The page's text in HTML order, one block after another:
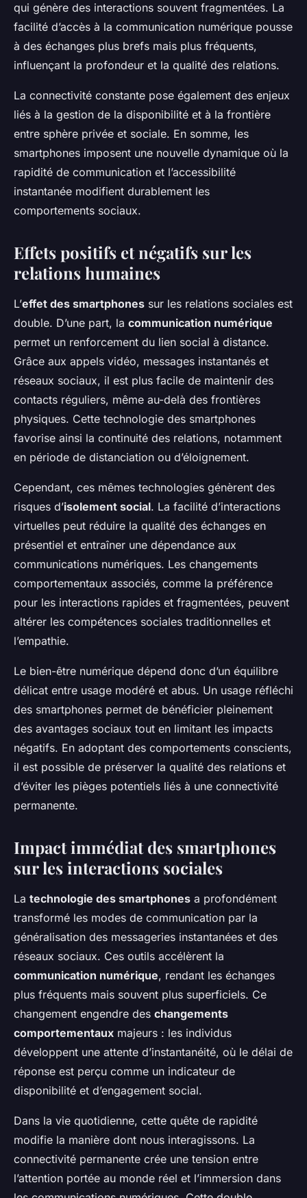
qui génère des interactions souvent fragmentées. La
facilité d’accès à la communication numérique pousse
à des échanges plus brefs mais plus fréquents,
influençant la profondeur et la qualité des relations.
La connectivité constante pose également des enjeux
liés à la gestion de la disponibilité et à la frontière
entre sphère privée et sociale. En somme, les
smartphones imposent une nouvelle dynamique où la
rapidité de communication et l’accessibilité
instantanée modifient durablement les
comportements sociaux.
Effets positifs et négatifs sur les
relations humaines
L’effet des smartphones sur les relations sociales est
double. D’une part, la communication numérique
permet un renforcement du lien social à distance.
Grâce aux appels vidéo, messages instantanés et
réseaux sociaux, il est plus facile de maintenir des
contacts réguliers, même au-delà des frontières
physiques. Cette technologie des smartphones
favorise ainsi la continuité des relations, notamment
en période de distanciation ou d’éloignement.
Cependant, ces mêmes technologies génèrent des
risques d’isolement social. La facilité d’interactions
virtuelles peut réduire la qualité des échanges en
présentiel et entraîner une dépendance aux
communications numériques. Les changements
comportementaux associés, comme la préférence
pour les interactions rapides et fragmentées, peuvent
altérer les compétences sociales traditionnelles et
l’empathie.
Le bien-être numérique dépend donc d’un équilibre
délicat entre usage modéré et abus. Un usage réfléchi
des smartphones permet de bénéficier pleinement
des avantages sociaux tout en limitant les impacts
négatifs. En adoptant des comportements conscients,
il est possible de préserver la qualité des relations et
d’éviter les pièges potentiels liés à une connectivité
permanente.
Impact immédiat des smartphones
sur les interactions sociales
La technologie des smartphones a profondément
transformé les modes de communication par la
généralisation des messageries instantanées et des
réseaux sociaux. Ces outils accélèrent la
communication numérique, rendant les échanges
plus fréquents mais souvent plus superficiels. Ce
changement engendre des changements
comportementaux majeurs : les individus
développent une attente d’instantanéité, où le délai de
réponse est perçu comme un indicateur de
disponibilité et d’engagement social.
Dans la vie quotidienne, cette quête de rapidité
modifie la manière dont nous interagissons. La
connectivité permanente crée une tension entre
l’attention portée au monde réel et l’immersion dans